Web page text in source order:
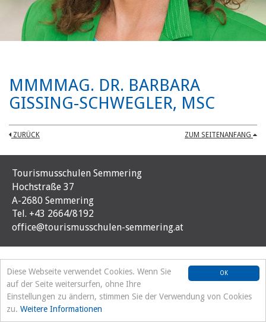
OK
Diese Webseite verwendet Cookies. Wenn Sie
auf der Seite weitersurfen, ohne Ihre
Einstellungen zu ändern, stimmen Sie der Verwendung von Cookies
zu. Weitere Informationen
MMMMAG. DR. BARBARA
GISSING-SCHWEGLER, MSC
ZURÜCK ZUM SEITENANFANG
Tourismusschulen Semmering
Hochstraße 37
A-2680 Semmering
Tel. +43 2664/8192
office@tourismusschulen-semmering.at